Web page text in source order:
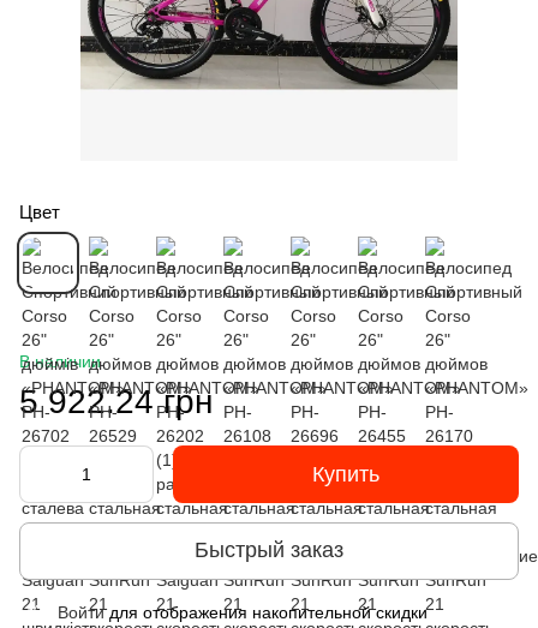
Цвет
В наличии
5 922.24 грн
Купить
Быстрый заказ
% Войтидля отображения накопительной скидки